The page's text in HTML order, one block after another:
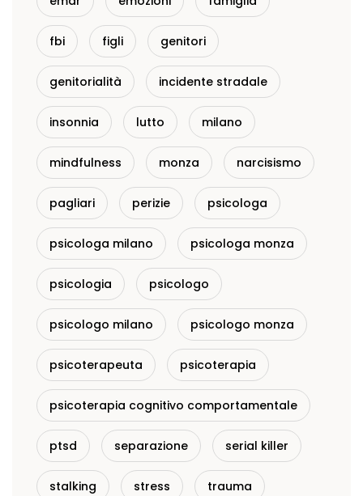
fbi figli genitori
genitorialità incidente stradale
insonnia lutto milano
mindfulness monza narcisismo
pagliari perizie psicologa
psicologa milano psicologa monza
psicologia psicologo
psicologo milano psicologo monza
psicoterapeuta psicoterapia
psicoterapia cognitivo comportamentale
ptsd separazione serial killer
stalking stress trauma